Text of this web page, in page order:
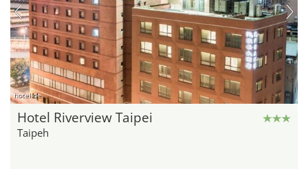
hotel.de
Hotel Riverview Taipei
Taipeh